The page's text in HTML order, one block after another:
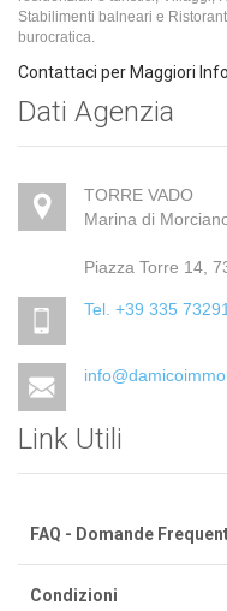
Stabilimenti balneari e
burocratica.
Contattaci per Maggiori
Dati Agenzia
TORRE VADO
Marina di
Piazza Torre 14,
Tel. +39 335
Link Utili
FAQ - Domande
Condizioni